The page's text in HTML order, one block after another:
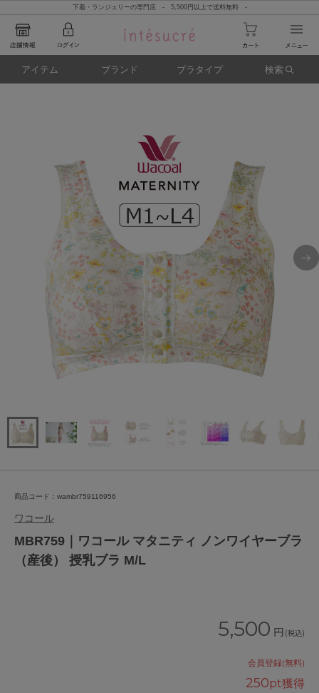
下着・ランジェリーの専門店 - 5,500円以上で送料無料 -
アイテム ブランド ブラタイプ 検索
商品コード：wambr759116956
ワコール
MBR759｜ワコール マタニティ ノンワイヤーブラ
（産後） 授乳ブラ M/L
5,500 円 (税込)
会員登録(無料)
250pt獲得